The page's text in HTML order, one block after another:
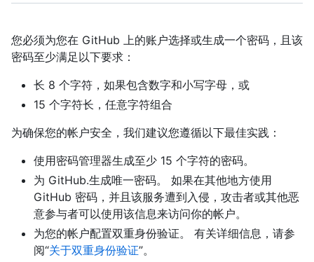
您必须为您在 GitHub 上的账户选择或生成一个密码，且该
密码至少满足以下要求：
长 8 个字符，如果包含数字和小写字母，或
15 个字符长，任意字符组合
为确保您的帐户安全，我们建议您遵循以下最佳实践：
使用密码管理器生成至少 15 个字符的密码。
为 GitHub.生成唯一密码。 如果在其他地方使用
GitHub 密码，并且该服务遭到入侵，攻击者或其他恶
意参与者可以使用该信息来访问你的帐户。
为您的帐户配置双重身份验证。 有关详细信息，请参
阅“关于双重身份验证”。